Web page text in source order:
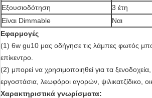
Εξουσιοδότηση
3 έτη
Είναι Dimmable
Ναι
Εφαρμογές
(1) 6w gu10 μας οδήγησε τις λάμπες φωτός
επίκεντρο.
(2) μπορεί να χρησιμοποιηθεί για τα
εργοστάσια, λεωφόροι αγορών, ψιλικατζίδικο,
Χαρακτηριστικά γνωρίσματα: